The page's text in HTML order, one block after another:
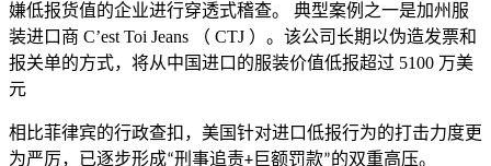
嫌低报货值的企业进行穿透式稽查。 典型案例之一是加州服
装进口商 C’est Toi Jeans （ CTJ ）。该公司长期以伪造发票和
报关单的方式，将从中国进口的服装价值低报超过 5100 万美
元
相比菲律宾的行政查扣，美国针对进口低报行为的打击力度更
为严厉，已逐步形成“刑事追责+巨额罚款”的双重高压。